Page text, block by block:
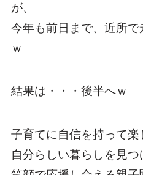
が、
今年も前日まで、近所で
ｗ
結果は・・・後半へｗ
子育てに自信を持って楽
自分らしい暮らしを見つ